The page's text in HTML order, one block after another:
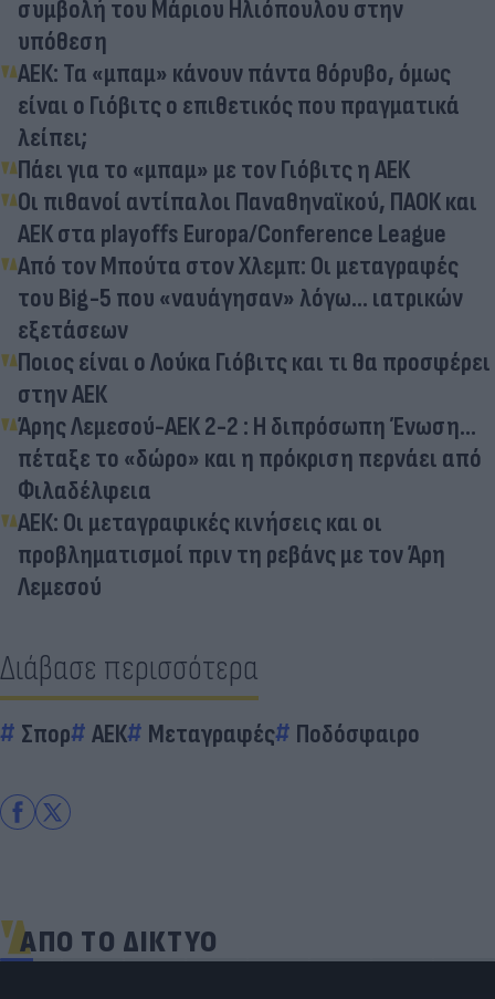
συμβολή του Μάριου Ηλιόπουλου στην
υπόθεση
ΑΕΚ: Τα «μπαμ» κάνουν πάντα θόρυβο, όμως
είναι ο Γιόβιτς ο επιθετικός που πραγματικά
λείπει;
Πάει για το «μπαμ» με τον Γιόβιτς η ΑΕΚ
Οι πιθανοί αντίπαλοι Παναθηναϊκού, ΠΑΟΚ και
ΑΕΚ στα playoffs Europa/Conference League
Από τον Μπούτα στον Χλεμπ: Οι μεταγραφές
του Big-5 που «ναυάγησαν» λόγω... ιατρικών
εξετάσεων
Ποιος είναι ο Λούκα Γιόβιτς και τι θα προσφέρει
στην ΑΕΚ
Άρης Λεμεσού-ΑΕΚ 2-2 : Η διπρόσωπη Ένωση...
πέταξε το «δώρο» και η πρόκριση περνάει από
Φιλαδέλφεια
ΑΕΚ: Οι μεταγραφικές κινήσεις και οι
προβληματισμοί πριν τη ρεβάνς με τον Άρη
Λεμεσού
Διάβασε περισσότερα
Σπορ ΑΕΚ Μεταγραφές Ποδόσφαιρο
ΑΠΟ ΤΟ ΔΙΚΤΥΟ